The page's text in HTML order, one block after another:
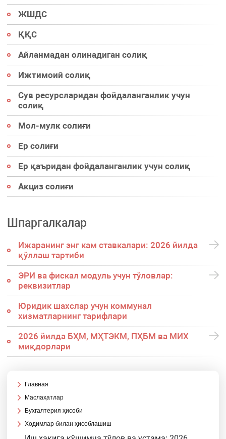
ЖШДС
ҚҚС
Айланмадан олинадиган солиқ
Ижтимоий солиқ
Сув ресурсларидан фойдаланганлик учун
солиқ
Мол-мулк солиғи
Ер солиғи
Ер қаъридан фойдаланганлик учун солиқ
Акциз солиғи
Шпаргалкалар
Ижаранинг энг кам ставкалари: 2026 йилда
қўллаш тартиби
ЭРИ ва фискал модуль учун тўловлар:
реквизитлар
Юридик шахслар учун коммунал
хизматларнинг тарифлари
2026 йилда БҲМ, МҲТЭКМ, ПҲБМ ва МИХ
миқдорлари
Главная
Маслаҳатлар
Бухгалтерия ҳисоби
Ходимлар билан ҳисоблашиш